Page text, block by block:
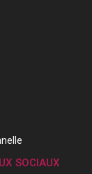
SOCIAUX